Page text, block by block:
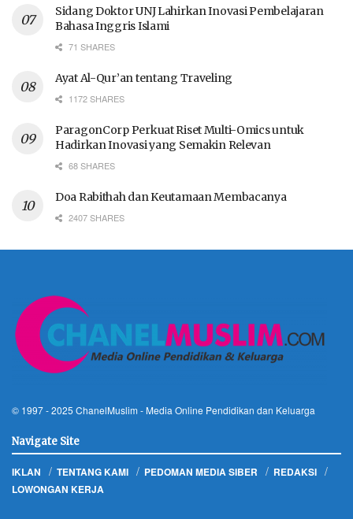
Sidang Doktor UNJ Lahirkan Inovasi Pembelajaran
Bahasa Inggris Islami
71 SHARES
Ayat Al-Qur’an tentang Traveling
1172 SHARES
ParagonCorp Perkuat Riset Multi-Omics untuk
Hadirkan Inovasi yang Semakin Relevan
68 SHARES
Doa Rabithah dan Keutamaan Membacanya
2407 SHARES
© 1997 - 2025 ChanelMuslim - Media Online Pendidikan dan Keluarga
Navigate Site
IKLAN TENTANG KAMI PEDOMAN MEDIA SIBER
REDAKSI
LOWONGAN KERJA